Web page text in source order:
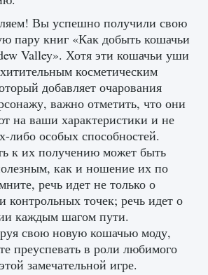
2 064 0 1
ошибку
интерфейса Delta
1 945 0 0
Вы успешно получили свою
пару книг «Как добыть кошачьи
Valley». Хотя эти кошачьи уши
косметическим
добавляет очарования
важно отметить, что они
на ваши характеристики и не
либо особых способностей.
к их получению может быть
как и ношение их по
речь идет не только о
контрольных точек; речь идет о
каждым шагом пути.
свою новую кошачью моду,
преуспевать в роли любимого
замечательной игре.